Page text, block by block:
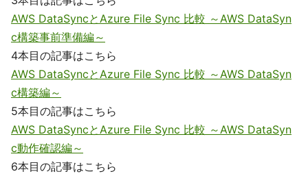
AWS DataSyncとAzure File Sync 比較 ～AWS DataSyn
c構築事前準備編～
4本目の記事はこちら
AWS DataSyncとAzure File Sync 比較 ～AWS DataSyn
c構築編～
5本目の記事はこちら
AWS DataSyncとAzure File Sync 比較 ～AWS DataSyn
c動作確認編～
6本目の記事はこちら